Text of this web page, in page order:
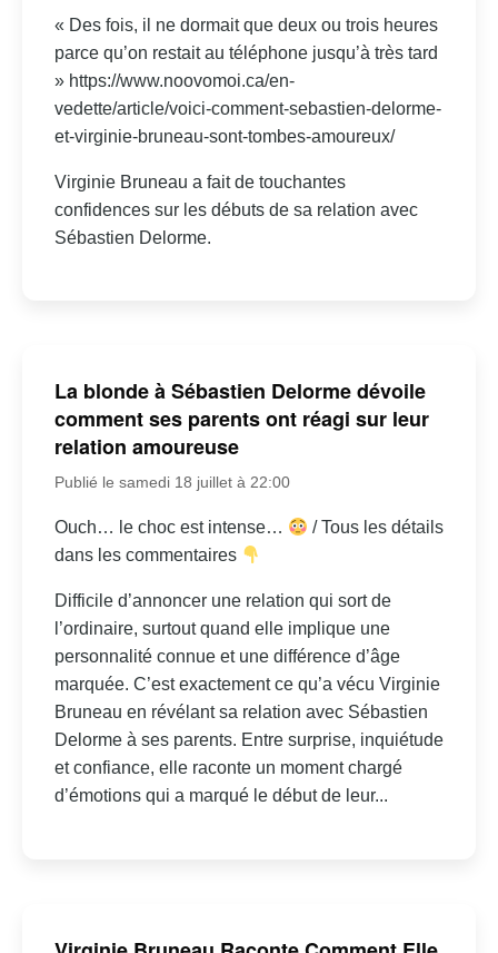
« Des fois, il ne dormait que deux ou trois heures
parce qu’on restait au téléphone jusqu’à très tard
» https://www.noovomoi.ca/en-
vedette/article/voici-comment-sebastien-delorme-
et-virginie-bruneau-sont-tombes-amoureux/
Virginie Bruneau a fait de touchantes
confidences sur les débuts de sa relation avec
Sébastien Delorme.
La blonde à Sébastien Delorme dévoile
comment ses parents ont réagi sur leur
relation amoureuse
Publié le samedi 18 juillet à 22:00
Ouch… le choc est intense…
/ Tous les détails
dans les commentaires
Difficile d’annoncer une relation qui sort de
l’ordinaire, surtout quand elle implique une
personnalité connue et une différence d’âge
marquée. C’est exactement ce qu’a vécu Virginie
Bruneau en révélant sa relation avec Sébastien
Delorme à ses parents. Entre surprise, inquiétude
et confiance, elle raconte un moment chargé
d’émotions qui a marqué le début de leur...